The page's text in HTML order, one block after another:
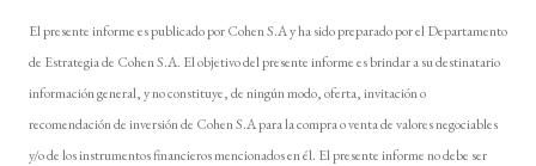
El presente informe es publicado por Cohen S.A y ha sido preparado por el Departamento
de Estrategia de Cohen S.A. El objetivo del presente informe es brindar a su destinatario
información general, y no constituye, de ningún modo, oferta, invitación o
recomendación de inversión de Cohen S.A para la compra o venta de valores negociables
y/o de los instrumentos financieros mencionados en él. El presente informe no debe ser